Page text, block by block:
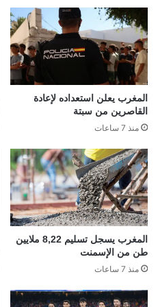
المغرب يعلن استعداده لإعادة
القاصرين من سبتة
منذ 7 ساعات
المغرب يسجل تسليم 8,22 ملايين
طن من الإسمنت
منذ 7 ساعات